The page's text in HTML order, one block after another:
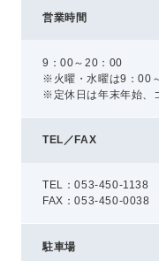
営業時間
9：00～20：00
※火曜・水曜は9：00
※定休日は年末年始、
TEL／FAX
TEL：053-450-1138
FAX：053-450-0038
駐車場